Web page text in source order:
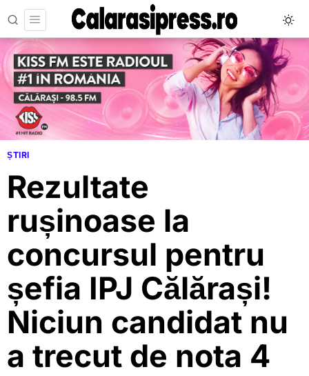
ȘTIRI
Rezultate
rușinoase la
concursul pentru
șefia IPJ Călărași!
Niciun candidat nu
a trecut de nota 4